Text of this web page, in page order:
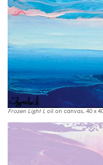
Frozen Light I, oil on canvas, 40 x